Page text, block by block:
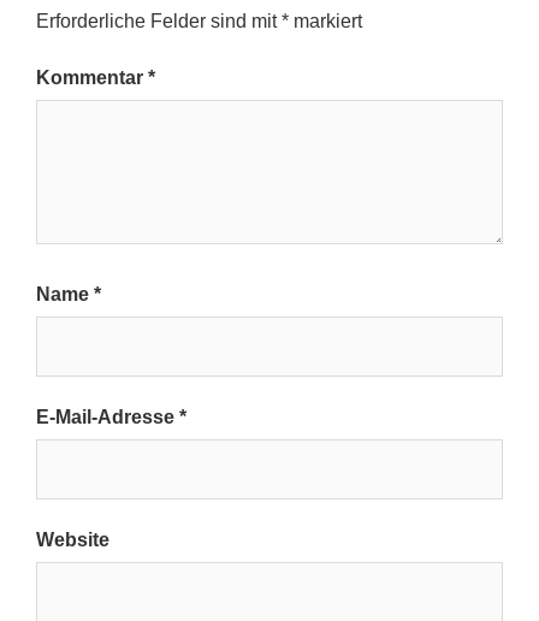
Erforderliche Felder sind mit* markiert
Kommentar *
Name *
E-Mail-Adresse *
Website